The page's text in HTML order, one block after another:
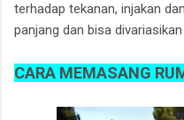
terhadap tekanan, injakan
panjang dan bisa
CARA MEMASANG